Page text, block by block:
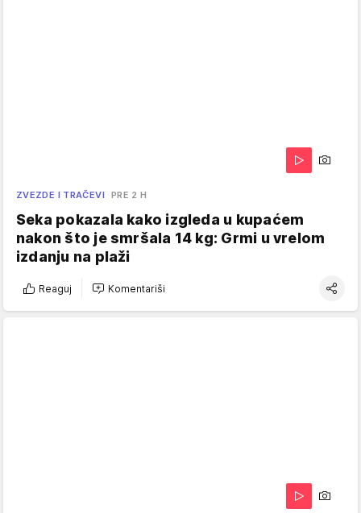
ZVEZDE I TRAČEVI PRE 2 H
Seka pokazala kako izgleda u kupaćem
nakon što je smršala 14 kg: Grmi u vrelom
izdanju na plaži
Reaguj Komentariši